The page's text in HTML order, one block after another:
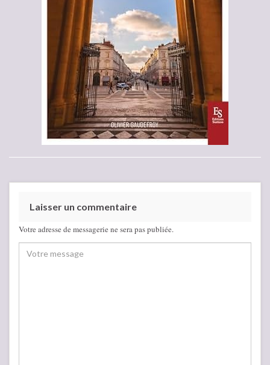
Laisser un commentaire
Votre adresse de messagerie ne sera pas publiée.